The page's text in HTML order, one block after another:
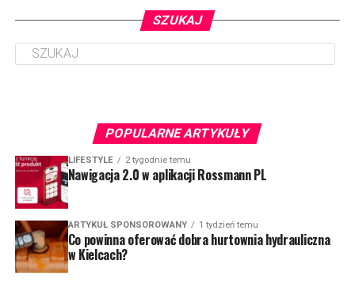
SZUKAJ
POPULARNE ARTYKUŁY
LIFESTYLE 2 tygodnie temu
Nawigacja 2.0 w aplikacji Rossmann PL
ARTYKUŁ SPONSOROWANY 1 tydzień temu
Co powinna oferować dobra hurtownia hydrauliczna
w Kielcach?